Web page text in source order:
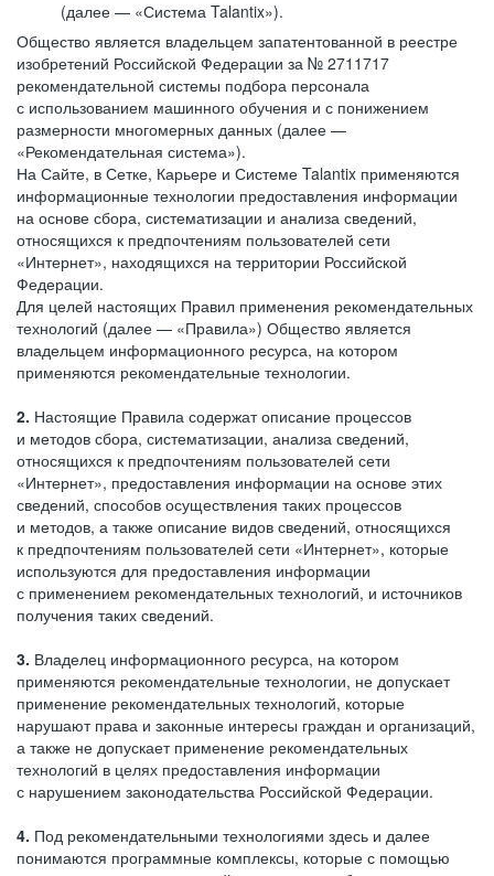
(далее — «Система Talantix»).
Общество является владельцем запатентованной в реестре
изобретений Российской Федерации за № 2711717
рекомендательной системы подбора персонала
с использованием машинного обучения и с понижением
размерности многомерных данных (далее —
«Рекомендательная система»).
На Сайте, в Сетке, Карьере и Системе Talantix применяются
информационные технологии предоставления информации
на основе сбора, систематизации и анализа сведений,
относящихся к предпочтениям пользователей сети
«Интернет», находящихся на территории Российской
Федерации.
Для целей настоящих Правил применения рекомендательных
технологий (далее — «Правила») Общество является
владельцем информационного ресурса, на котором
применяются рекомендательные технологии.
2. Настоящие Правила содержат описание процессов
и методов сбора, систематизации, анализа сведений,
относящихся к предпочтениям пользователей сети
«Интернет», предоставления информации на основе этих
сведений, способов осуществления таких процессов
и методов, а также описание видов сведений, относящихся
к предпочтениям пользователей сети «Интернет», которые
используются для предоставления информации
с применением рекомендательных технологий, и источников
получения таких сведений.
3. Владелец информационного ресурса, на котором
применяются рекомендательные технологии, не допускает
применение рекомендательных технологий, которые
нарушают права и законные интересы граждан и организаций,
а также не допускает применение рекомендательных
технологий в целях предоставления информации
с нарушением законодательства Российской Федерации.
4. Под рекомендательными технологиями здесь и далее
понимаются программные комплексы, которые с помощью